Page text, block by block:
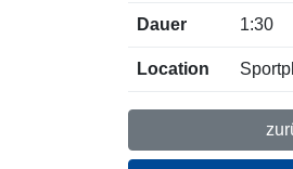
Dauer 1:30
Location